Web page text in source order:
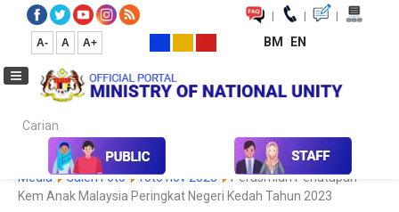
| | |
A- A A+ BM EN
Carian...
Media Media Collection Photo 2023
Koleksi
Media
Galeri Foto foto nov 2023
Perasmian Penutupan
Kem Anak Malaysia Peringkat Negeri Kedah Tahun 2023